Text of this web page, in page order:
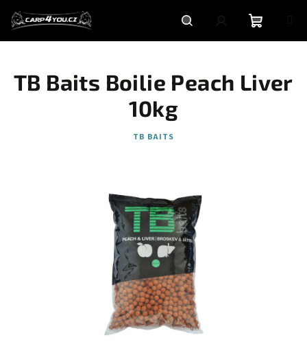
obsah
HledatPřihlášeníNákupní
košík
TB Baits Boilie Peach Liver
10kg
TB BAITS